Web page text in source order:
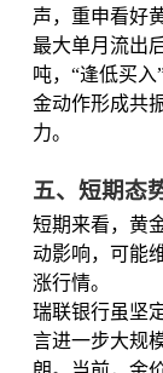
声，重申看好
最大单月流出
吨，“逢低买
金动作形成共
力。
五、短期态
短期来看，黄
动影响，可能
涨行情。
瑞联银行虽坚
言进一步大规